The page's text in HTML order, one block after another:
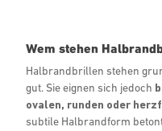
Wem stehen
Halbrandbrillen stehen
gut. Sie eignen sich jedoch
ovalen, runden oder
subtile Halbrandform